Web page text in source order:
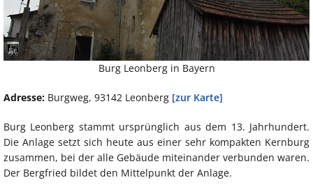
Burg Leonberg in Bayern
Adresse: Burgweg, 93142 Leonberg [zur Karte]
Burg Leonberg stammt ursprünglich aus dem 13. Jahrhundert.
Die Anlage setzt sich heute aus einer sehr kompakten Kernburg
zusammen, bei der alle Gebäude miteinander verbunden waren.
Der Bergfried bildet den Mittelpunkt der Anlage.